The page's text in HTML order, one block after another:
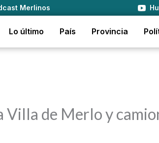
Merlinos
Lo último País Provincia
Villa de Merlo y